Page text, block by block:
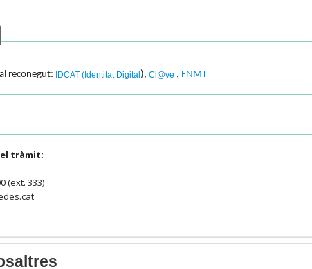
reconegut: IDCAT (Identitat Digital), Cl@ve , FNMT
tràmit:
(ext. 333)